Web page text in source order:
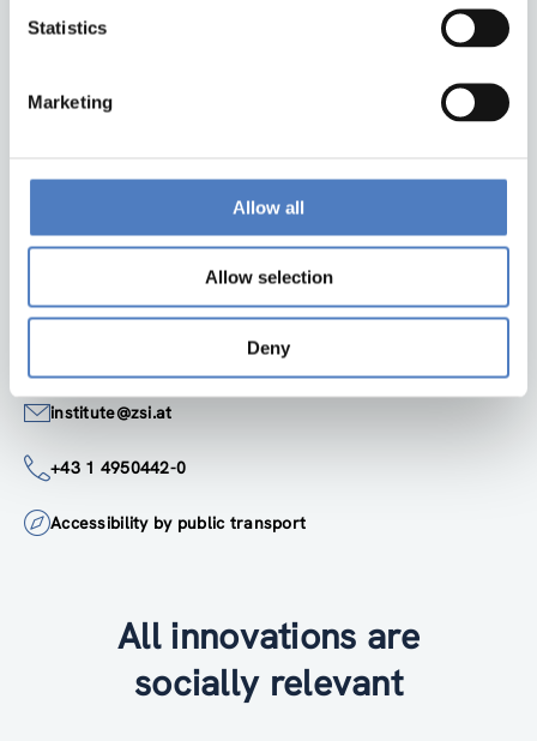
Statistics
Marketing
Allow all
Allow selection
Deny
Zentrum für Soziale Innovation GmbH
Linke Wienzeile 246
Austria
institute@zsi.at
+43 1 4950442-0
Accessibility by public transport
All innovations are
socially relevant